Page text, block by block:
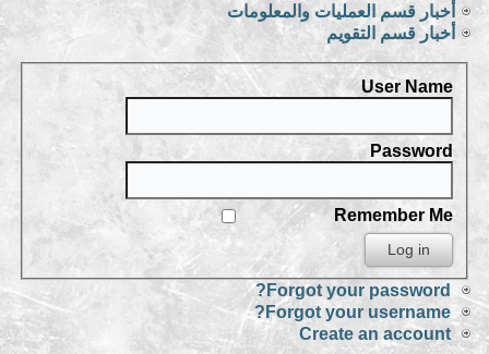
أخبار قسم العمليات والمعلومات
أخبار قسم التقويم
User Name
Password
Remember Me
Forgot your password?
Forgot your username?
Create an account